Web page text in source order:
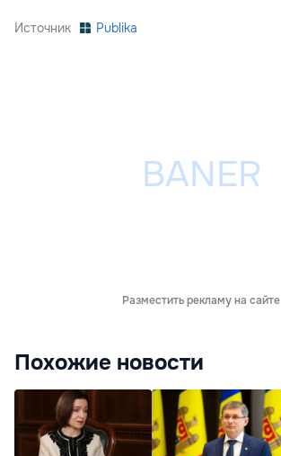
Источник Publika
Разместить рекламу на сайте
Похожие новости